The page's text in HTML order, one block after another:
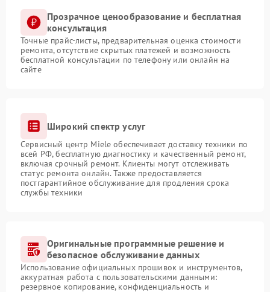
Прозрачное ценообразование и бесплатная
консультация
Точные прайс-листы, предварительная оценка стоимости
ремонта, отсутствие скрытых платежей и возможность
бесплатной консультации по телефону или онлайн на
сайте
Широкий спектр услуг
Сервисный центр Miele обеспечивает доставку техники по
всей РФ, бесплатную диагностику и качественный ремонт,
включая срочный ремонт. Клиенты могут отслеживать
статус ремонта онлайн. Также предоставляется
постгарантийное обслуживание для продления срока
службы техники
Оригинальные программные решение и
безопасное обслуживание данных
Использование официальных прошивок и инструментов,
аккуратная работа с пользовательскими данными:
резервное копирование, конфиденциальность и